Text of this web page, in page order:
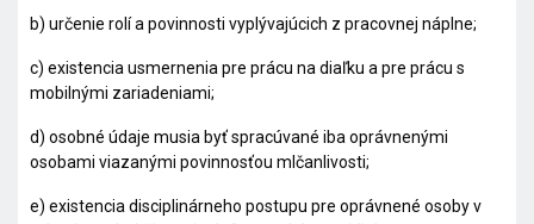
b) určenie rolí a povinnosti vyplývajúcich z pracovnej náplne;
c) existencia usmernenia pre prácu na diaľku a pre prácu s
mobilnými zariadeniami;
d) osobné údaje musia byť spracúvané iba oprávnenými
osobami viazanými povinnosťou mlčanlivosti;
e) existencia disciplinárneho postupu pre oprávnené osoby v